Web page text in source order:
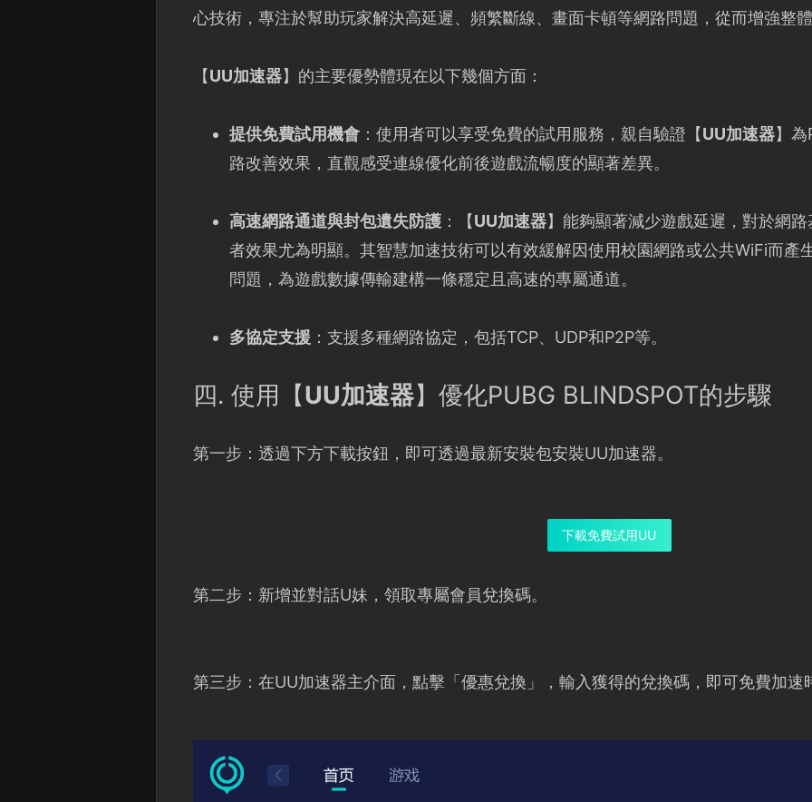
心技術，專注於幫助玩家解決高延遲、頻繁斷線、畫面卡頓等網路問題，從而增強整
【UU加速器】的主要優勢體現在以下幾個方面：
提供免費試用機會：使用者可以享受免費的試用服務，親自驗證【UU加速器】為
路改善效果，直觀感受連線優化前後遊戲流暢度的顯著差異。
高速網路通道與封包遺失防護：【UU加速器】能夠顯著減少遊戲延遲，對於網
者效果尤為明顯。其智慧加速技術可以有效緩解因使用校園網路或公共WiFi而產
問題，為遊戲數據傳輸建構一條穩定且高速的專屬通道。
多協定支援 ：支援多種網路協定，包括TCP、UDP和P2P等。
四. 使用【UU加速器】優化PUBG BLINDSPOT的步驟
第一步：透過下方下載按鈕，即可透過最新安裝包安裝UU加速器。
下載免費試用UU
第二步：新增並對話U妹，領取專屬會員兌換碼。
第三步：在UU加速器主介面，點擊「優惠兌換」，輸入獲得的兌換碼，即可免費加速